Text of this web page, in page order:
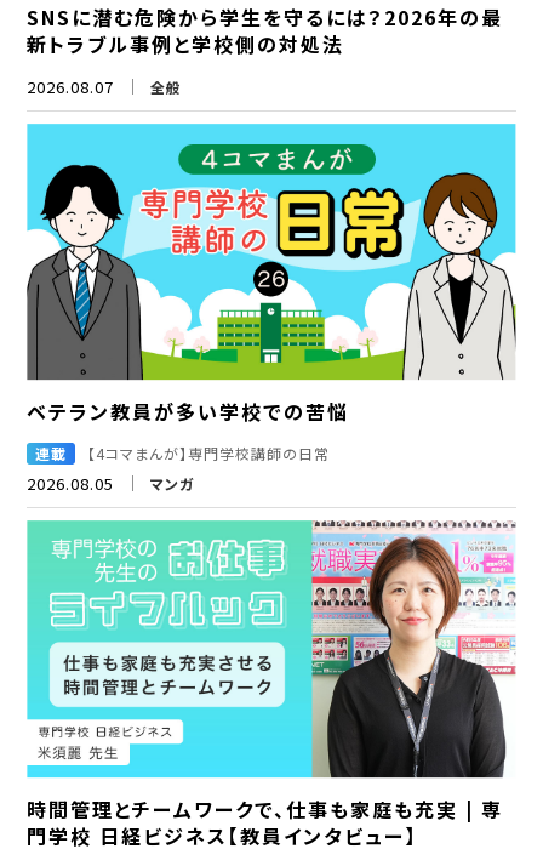
SNSに潜む危険から学生を守るには？2026年の最
新トラブル事例と学校側の対処法
2026.08.07 全般
ベテラン教員が多い学校での苦悩
2026.08.05 マンガ
連載 【4コマまんが】専門学校講師の日常
時間管理とチームワークで、仕事も家庭も充実 | 専
門学校 日経ビジネス【教員インタビュー】